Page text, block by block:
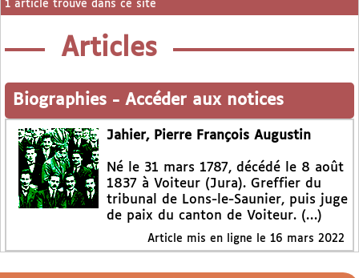
1 article trouvé dans ce site
Articles
Biographies - Accéder aux notices
Jahier, Pierre François Augustin
Né le 31 mars 1787, décédé le 8 août
1837 à Voiteur (Jura). Greffier du
tribunal de Lons-le-Saunier, puis juge
de paix du canton de Voiteur. (…)
Article mis en ligne le 16 mars 2022